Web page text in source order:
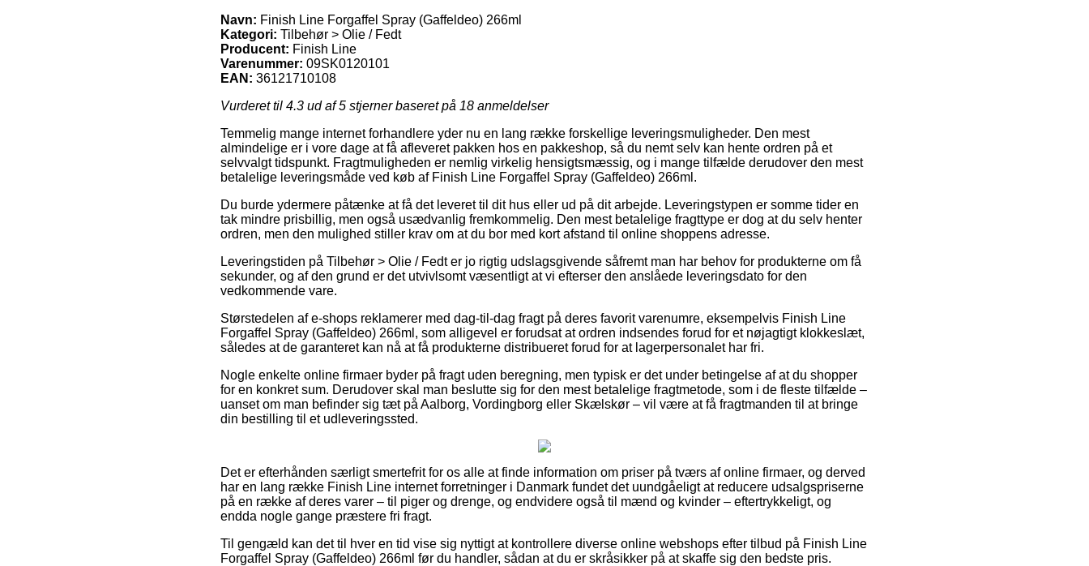
Navn: Finish Line Forgaffel Spray (Gaffeldeo) 266ml
Kategori: Tilbehør > Olie / Fedt
Producent: Finish Line
Varenummer: 09SK0120101
EAN: 36121710108
Vurderet til 4.3 ud af 5 stjerner baseret på 18 anmeldelser
Temmelig mange internet forhandlere yder nu en lang række forskellige leveringsmuligheder. Den mest
almindelige er i vore dage at få afleveret pakken hos en pakkeshop, så du nemt selv kan hente ordren på et
selvvalgt tidspunkt. Fragtmuligheden er nemlig virkelig hensigtsmæssig, og i mange tilfælde derudover den mest
betalelige leveringsmåde ved køb af Finish Line Forgaffel Spray (Gaffeldeo) 266ml.
Du burde ydermere påtænke at få det leveret til dit hus eller ud på dit arbejde. Leveringstypen er somme tider en
tak mindre prisbillig, men også usædvanlig fremkommelig. Den mest betalelige fragttype er dog at du selv henter
ordren, men den mulighed stiller krav om at du bor med kort afstand til online shoppens adresse.
Leveringstiden på Tilbehør > Olie / Fedt er jo rigtig udslagsgivende såfremt man har behov for produkterne om få
sekunder, og af den grund er det utvivlsomt væsentligt at vi efterser den anslåede leveringsdato for den
vedkommende vare.
Størstedelen af e-shops reklamerer med dag-til-dag fragt på deres favorit varenumre, eksempelvis Finish Line
Forgaffel Spray (Gaffeldeo) 266ml, som alligevel er forudsat at ordren indsendes forud for et nøjagtigt klokkeslæt,
således at de garanteret kan nå at få produkterne distribueret forud for at lagerpersonalet har fri.
Nogle enkelte online firmaer byder på fragt uden beregning, men typisk er det under betingelse af at du shopper
for en konkret sum. Derudover skal man beslutte sig for den mest betalelige fragtmetode, som i de fleste tilfælde –
uanset om man befinder sig tæt på Aalborg, Vordingborg eller Skælskør – vil være at få fragtmanden til at bringe
din bestilling til et udleveringssted.
Det er efterhånden særligt smertefrit for os alle at finde information om priser på tværs af online firmaer, og derved
har en lang række Finish Line internet forretninger i Danmark fundet det uundgåeligt at reducere udsalgspriserne
på en række af deres varer – til piger og drenge, og endvidere også til mænd og kvinder – eftertrykkeligt, og
endda nogle gange præstere fri fragt.
Til gengæld kan det til hver en tid vise sig nyttigt at kontrollere diverse online webshops efter tilbud på Finish Line
Forgaffel Spray (Gaffeldeo) 266ml før du handler, sådan at du er skråsikker på at skaffe sig den bedste pris.